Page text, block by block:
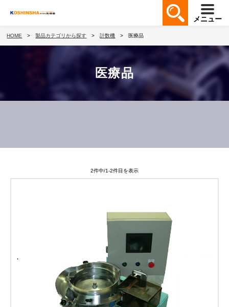
メニュー
HOME 製品カテゴリから探す 計数機 医療品
医療品
2件中/1-2件目を表示